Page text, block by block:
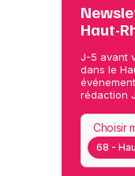
Haut-
J-5 avant
dans le
rédaction
68 -
Choisir